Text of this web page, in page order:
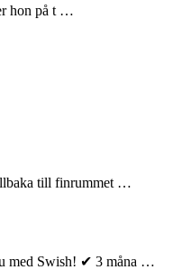
hon på t …
till finrummet …
med Swish! ✔ 3 måna …